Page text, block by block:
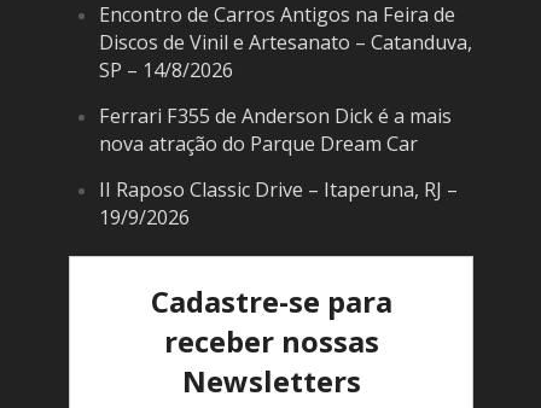
Encontro de Carros Antigos na Feira de
Discos de Vinil e Artesanato – Catanduva,
SP – 14/8/2026
Ferrari F355 de Anderson Dick é a mais
nova atração do Parque Dream Car
II Raposo Classic Drive – Itaperuna, RJ –
19/9/2026